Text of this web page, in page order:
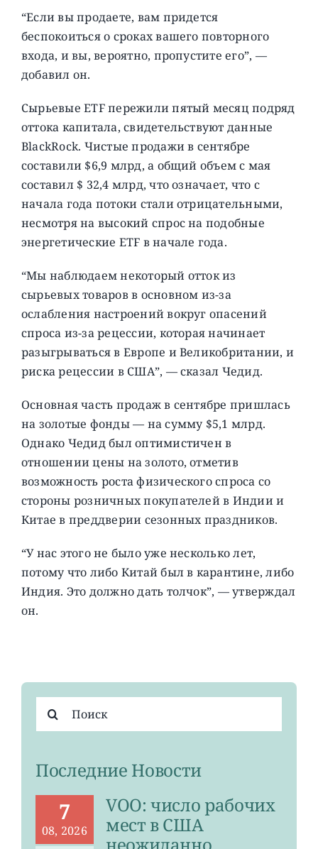
“Если вы продаете, вам придется
беспокоиться о сроках вашего повторного
входа, и вы, вероятно, пропустите его”, —
добавил он.
Сырьевые ETF пережили пятый месяц подряд
оттока капитала, свидетельствуют данные
BlackRock. Чистые продажи в сентябре
составили $6,9 млрд, а общий объем с мая
составил $ 32,4 млрд, что означает, что с
начала года потоки стали отрицательными,
несмотря на высокий спрос на подобные
энергетические ETF в начале года.
“Мы наблюдаем некоторый отток из
сырьевых товаров в основном из-за
ослабления настроений вокруг опасений
спроса из-за рецессии, которая начинает
разыгрываться в Европе и Великобритании, и
риска рецессии в США”, — сказал Чедид.
Основная часть продаж в сентябре пришлась
на золотые фонды — на сумму $5,1 млрд.
Однако Чедид был оптимистичен в
отношении цены на золото, отметив
возможность роста физического спроса со
стороны розничных покупателей в Индии и
Китае в преддверии сезонных праздников.
“У нас этого не было уже несколько лет,
потому что либо Китай был в карантине, либо
Индия. Это должно дать толчок”, — утверждал
он.
поиска:
Последние Новости
7
08, 2026
VOO: число рабочих
мест в США